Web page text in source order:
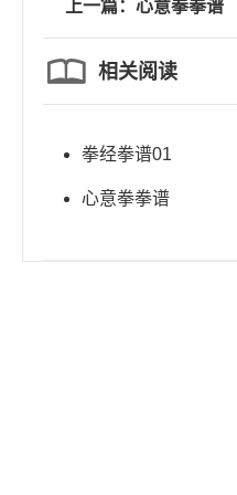
上一篇：心意拳拳谱
相关阅读
拳经拳谱01
心意拳拳谱